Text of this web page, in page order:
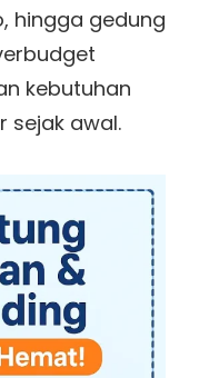
hingga gedung
kebutuhan
sejak awal.